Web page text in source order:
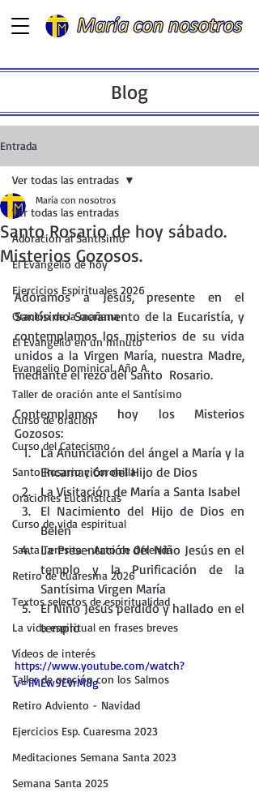
Blog
Entrada
Ver todas las entradas
Adoración al Santísimo
El Evangelio de hoy
Ejercicios Espirituales 2026
Oración de la mañana
El Evangelio en un minuto
Evangelio Dominical. Año A.
Taller de oración ante el Santísimo
Curso de oración
Curso del Catecismo
Santo Rosario y Coronilla
Oraciones Eucarísticas
Curso de vida espiritual
Santa Teresita - Acto de Ofrenda
Retiro de Cuaresma 2026
Textos selectos de espiritualidad
La vida espiritual en frases breves
Vídeos de interés
Taller de oración con los Salmos
Retiro Adviento - Navidad
Ejercicios Esp. Cuaresma 2023
Meditaciones Semana Santa 2023
Semana Santa 2025
Ver todas las entradas
Santo Rosario de hoy sábado.
Misterios Gozosos.
María con nosotros
Adoramos a Jesús, presente en el
Santísimo Sacramento de la Eucaristía, y
contemplamos los misterios de su vida
unidos a la Virgen María, nuestra Madre,
mediante el rezo del Santo  Rosario.
Contemplamos hoy los Misterios
Gozosos:
La Anunciación del ángel a María y la
Encarnación del Hijo de Dios
La Visitación de María a Santa Isabel
El Nacimiento del Hijo de Dios en
Belén
La Presentación del Niño Jesús en el
templo y la Purificación de la
Santísima Virgen María
El Niño Jesús perdido y hallado en el
templo
https://www.youtube.com/watch?
v=1MEw9EVrM8g